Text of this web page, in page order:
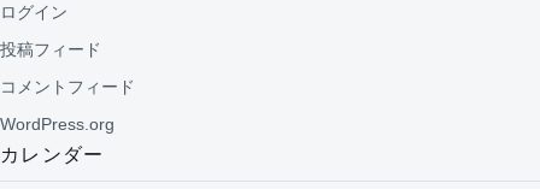
ログイン
投稿フィード
コメントフィード
WordPress.org
カレンダー